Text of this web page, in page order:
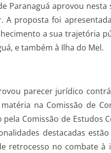
Paranaguá aprovou
A proposta foi
a sua trajetória
e também à Ilha do Mel.
parecer jurídico
na Comissão de
Comissão de Estudos
destacadas
retrocesso no combate